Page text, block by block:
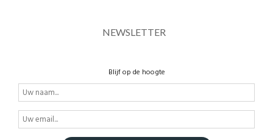
NEWSLETTER
Blijf op de hoogte